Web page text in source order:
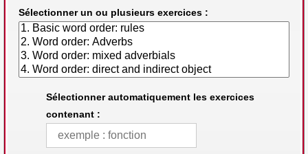
Sélectionner un ou plusieurs exercices :
Sélectionner automatiquement les exercices
contenant :